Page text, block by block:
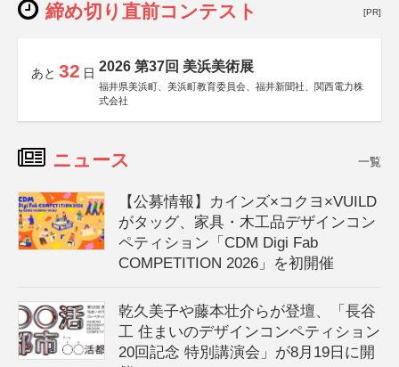
締め切り直前コンテスト [PR]
あと 32 日 2026 第37回 美浜美術展
福井県美浜町、美浜町教育委員会、福井新聞社、関西電力株
式会社
ニュース 一覧
【公募情報】カインズ×コクヨ×VUILD
がタッグ、家具・木工品デザインコン
ペティション「CDM Digi Fab
COMPETITION 2026」を初開催
乾久美子や藤本壮介らが登壇、「長谷
工 住まいのデザインコンペティション
20回記念 特別講演会」が8月19日に開